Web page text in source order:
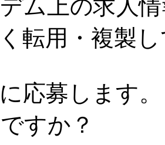
ム上の求人
転用・複製
応募します。
すか？